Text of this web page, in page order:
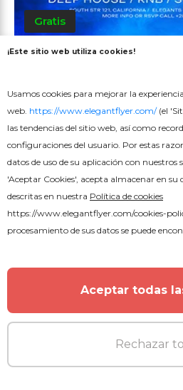
Gratis
¡Este sitio web utiliza cookies!
Usamos cookies para mejorar la
web. https://www.elegantflyer.com/(el
las tendencias del sitio web, así como
configuraciones del usuario. Por estas
datos de uso de su aplicación con nuestros
'Aceptar Cookies', acepta almacenar en su
descritas en nuestra Política de cookies
https://www.elegantflyer.com/cookies-
procesamiento de sus datos se puede
Aceptar todas
Rechazar